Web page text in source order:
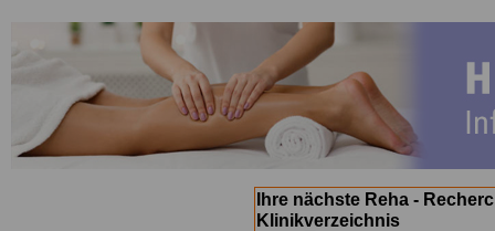
Ihre nächste Reha -
Klinikverzeichnis